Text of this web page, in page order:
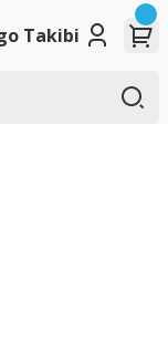
Takibi